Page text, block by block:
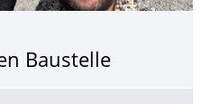
Baustelle